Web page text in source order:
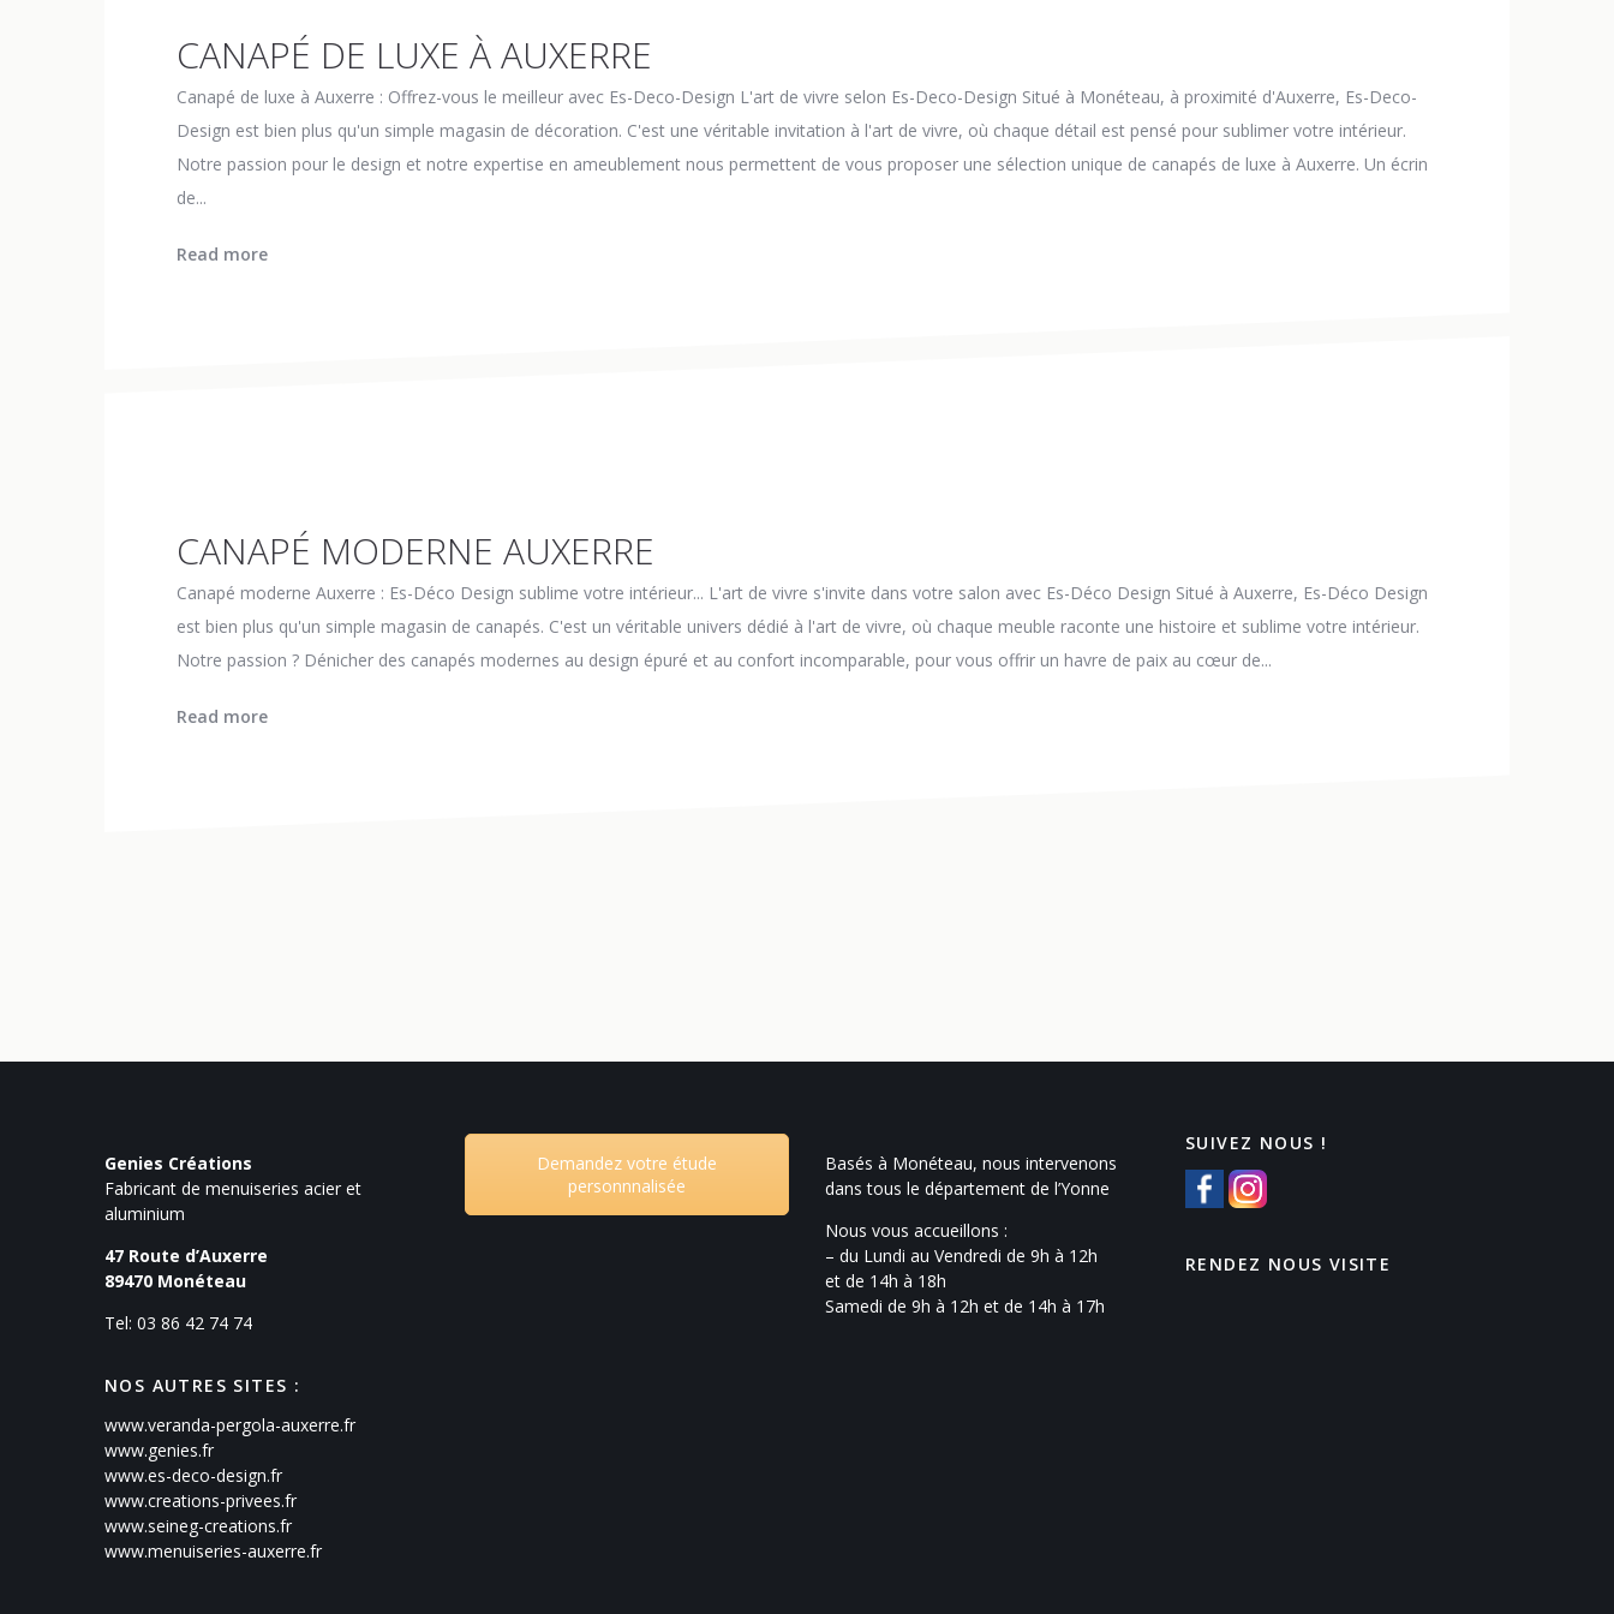
CANAPÉ DE LUXE À AUXERRE
Canapé de luxe à Auxerre : Offrez-vous le meilleur avec Es-Deco-Design L'art de vivre selon Es-Deco-Design Situé à Monéteau, à proximité d'Auxerre, Es-Deco-
Design est bien plus qu'un simple magasin de décoration. C'est une véritable invitation à l'art de vivre, où chaque détail est pensé pour sublimer votre intérieur.
Notre passion pour le design et notre expertise en ameublement nous permettent de vous proposer une sélection unique de canapés de luxe à Auxerre. Un écrin
de...
Read more
CANAPÉ MODERNE AUXERRE
Canapé moderne Auxerre : Es-Déco Design sublime votre intérieur... L'art de vivre s'invite dans votre salon avec Es-Déco Design Situé à Auxerre, Es-Déco Design
est bien plus qu'un simple magasin de canapés. C'est un véritable univers dédié à l'art de vivre, où chaque meuble raconte une histoire et sublime votre intérieur.
Notre passion ? Dénicher des canapés modernes au design épuré et au confort incomparable, pour vous offrir un havre de paix au cœur de...
Read more
Genies Créations
Fabricant de menuiseries acier et
aluminium
47 Route d’Auxerre
89470 Monéteau
Tel: 03 86 42 74 74
NOS AUTRES SITES :
www.veranda-pergola-auxerre.fr
www.genies.fr
www.es-deco-design.fr
www.creations-privees.fr
www.seineg-creations.fr
www.menuiseries-auxerre.fr
Demandez votre étude
personnnalisée
Basés à Monéteau, nous intervenons
dans tous le département de l’Yonne
Nous vous accueillons :
– du Lundi au Vendredi de 9h à 12h
et de 14h à 18h
Samedi de 9h à 12h et de 14h à 17h
SUIVEZ NOUS !
RENDEZ NOUS VISITE